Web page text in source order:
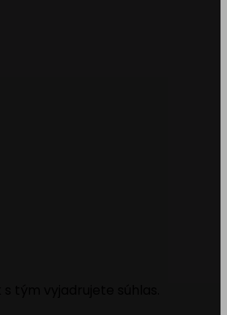
tým vyjadrujete súhlas.